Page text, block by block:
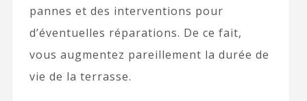
pannes et des interventions pour
d’éventuelles réparations. De ce fait,
vous augmentez pareillement la durée de
vie de la terrasse.